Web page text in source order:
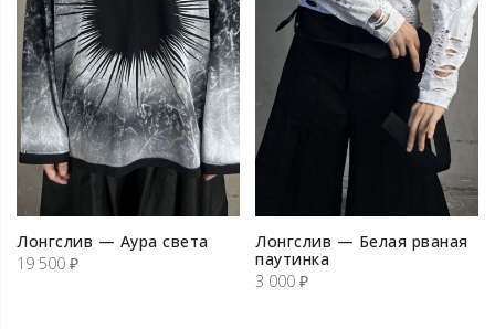
Лонгслив — Аура света
19 500 ₽
Лонгслив — Белая рваная
паутинка
3 000 ₽